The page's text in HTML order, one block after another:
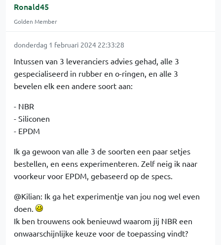
Ronald45
Golden Member
donderdag 1 februari 2024 22:33:28
Intussen van 3 leveranciers advies gehad, alle 3
gespecialiseerd in rubber en o-ringen, en alle 3
bevelen elk een andere soort aan:
- NBR
- Siliconen
- EPDM
Ik ga gewoon van alle 3 de soorten een paar setjes
bestellen, en eens experimenteren. Zelf neig ik naar
voorkeur voor EPDM, gebaseerd op de specs.
@Kilian: Ik ga het experimentje van jou nog wel even
doen.
Ik ben trouwens ook benieuwd waarom jij NBR een
onwaarschijnlijke keuze voor de toepassing vindt?